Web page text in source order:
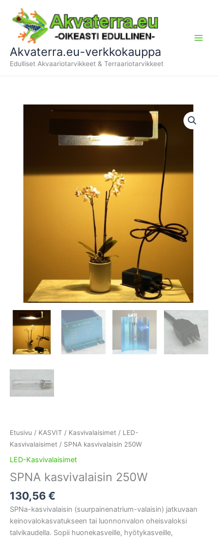
sisältöön
Akvaterra.eu-verkkokauppa
Edulliset Akvaariotarvikkeet & Terraariotarvikkeet
Etusivu / KASVIT / Kasvivalaisimet / LED-
Kasvivalaisimet / SPNA kasvivalaisin 250W
LED-Kasvivalaisimet
SPNA kasvivalaisin 250W
130,56€
SPNa-kasvivalaisin (suurpainenatrium-valaisin) jatkuvaan
keinovalokasvatukseen tai luonnonvalon oheisvaloksi
talvikaudella. Sopii huonekasveille, hyötykasveille,